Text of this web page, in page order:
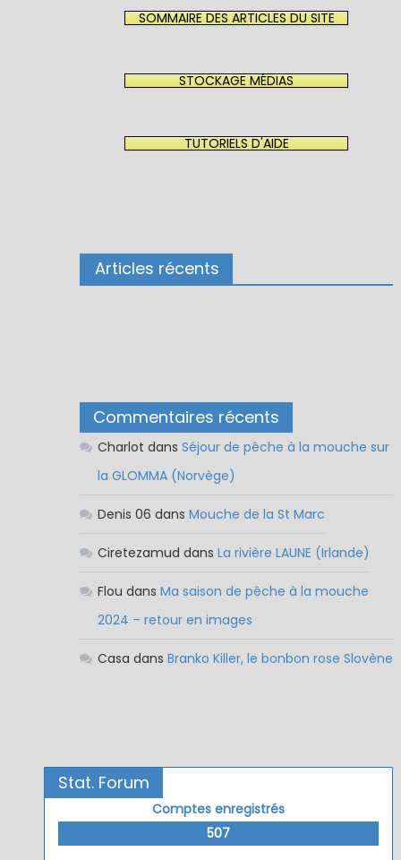
SOMMAIRE DES ARTICLES DU SITE
STOCKAGE MÉDIAS
TUTORIELS D'AIDE
Articles récents
Commentaires récents
Charlot dans Séjour de pêche à la mouche sur
la GLOMMA (Norvège)
Denis 06 dans Mouche de la St Marc
Ciretezamud dans La rivière LAUNE (Irlande)
Flou dans Ma saison de pêche à la mouche
2024 – retour en images
Casa dans Branko Killer, le bonbon rose Slovène
Stat. Forum
Comptes enregistrés
507